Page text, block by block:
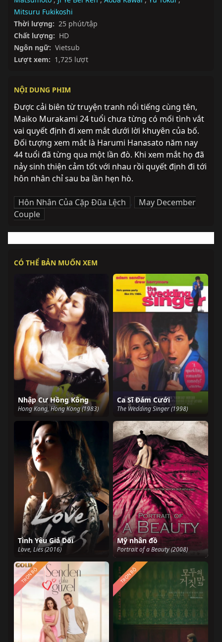
Mitsuru Fukikoshi
Thời lượng: 25 phút/tập
Chất lượng: HD
Ngôn ngữ: Vietsub
Lượt xem: 1,725 lượt
NỘI DUNG PHIM
Được cải biên từ truyện tranh nổi tiếng cùng tên,
Maiko Murakami 24 tuổi chưa từng có mối tình vắt
vai quyết định đi xem mắt dưới lời khuyên của bố.
Đối tượng xem mắt là Harumi Hanasato năm nay
44 tuổi đã từng qua một lần đò. Khi xem mắt họ đã
nảy sinh thiện cảm tốt với nhau rồi quyết định đi tới
hôn nhân chỉ sau ba lần hẹn hò.
Hôn Nhân Của Cặp Đũa Lệch ,
May December
Couple
CÓ THỂ BẢN MUỐN XEM
Nhập Cư Hồng Kông
Hong Kong, Hong Kong (1983)
Ca Sĩ Đám Cưới
The Wedding Singer (1998)
Tình Yêu Giả Dối
Love, Lies (2016)
Mỹ nhân đồ
Portrait of a Beauty (2008)
TRỌN BỘ TRỌN BỘ